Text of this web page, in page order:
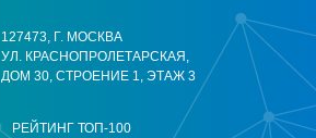
РЕЙТИНГ ТОП-100
127473, Г. МОСКВА
УЛ. КРАСНОПРОЛЕТАРСКАЯ,
ДОМ 30, СТРОЕНИЕ 1, ЭТАЖ 3